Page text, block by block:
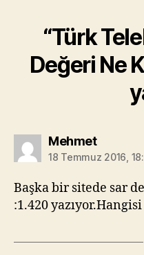
“Türk
Değeri Ne
Mehmetdiyorki:
18 Temmuz 2016,
Başka bir sitede sar
:1.420